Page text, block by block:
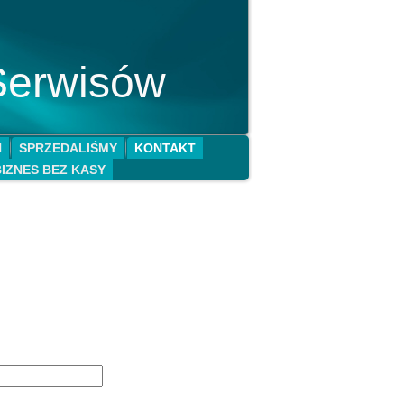
SPRZEDALIŚMY
KONTAKT
BEZ KASY